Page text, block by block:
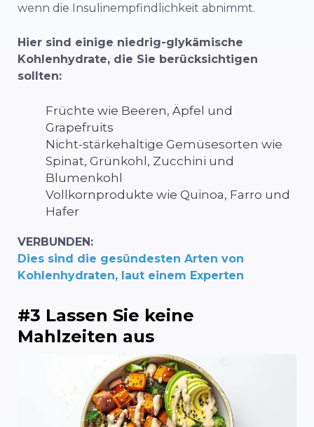
wenn die Insulinempfindlichkeit abnimmt.
Hier sind einige niedrig-glykämische
Kohlenhydrate, die Sie berücksichtigen
sollten:
Früchte wie Beeren, Äpfel und
Grapefruits
Nicht-stärkehaltige Gemüsesorten wie
Spinat, Grünkohl, Zucchini und
Blumenkohl
Vollkornprodukte wie Quinoa, Farro und
Hafer
VERBUNDEN:
Dies sind die gesündesten Arten von
Kohlenhydraten, laut einem Experten
#3 Lassen Sie keine
Mahlzeiten aus